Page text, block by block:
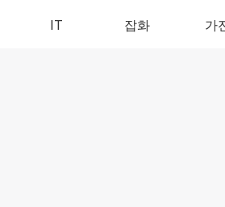
IT 잡화 가